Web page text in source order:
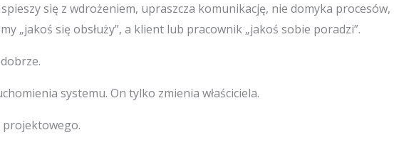
się z wdrożeniem, upraszcza komunikację, nie domyka
„jakoś się obsłuży”, a klient lub pracownik „jakoś sobie poradzi”.
systemu. On tylko zmienia właściciela.
projektowego.